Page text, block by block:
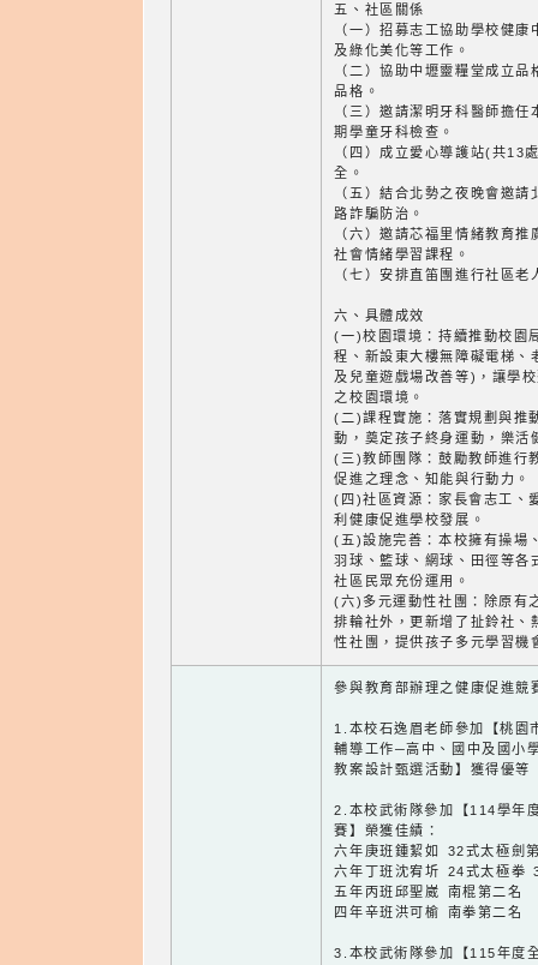
五、社區關係
（一）招募志工協助學校健
及綠化美化等工作。
（二）協助中壢靈糧堂成立
品格。
（三）邀請潔明牙科醫師擔
期學童牙科檢查。
（四）成立愛心導護站(共13
全。
（五）結合北勢之夜晚會邀
路詐騙防治。
（六）邀請芯福里情緒教育
社會情緒學習課程。
（七）安排直笛團進行社區
六、具體成效
(一)校園環境：持續推動校園
程、新設東大樓無障礙電梯
及兒童遊戲場改善等)，讓學
之校園環境。
(二)課程實施：落實規劃與推
動，奠定孩子終身運動，樂活
(三)教師團隊：鼓勵教師進行
促進之理念、知能與行動力。
(四)社區資源：家長會志工、
利健康促進學校發展。
(五)設施完善：本校擁有操場
羽球、籃球、網球、田徑等
社區民眾充份運用。
(六)多元運動性社團：除原有
排輪社外，更新增了扯鈴社、
性社團，提供孩子多元學習機
參與教育部辦理之健康促進競
1.本校石逸眉老師參加【桃園
輔導工作─高中、國中及國小
教案設計甄選活動】獲得優等
2.本校武術隊參加【114學年
賽】榮獲佳績：
六年庚班鍾絜如 32式太極劍
六年丁班沈宥圻 24式太極拳
五年丙班邱聖崴 南棍第二名
四年辛班洪可榆 南拳第二名
3.本校武術隊參加【115年度